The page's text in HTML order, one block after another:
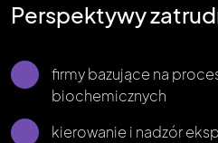
Perspektywy
firmy bazujące na
biochemicznych
kierowanie i nadzór